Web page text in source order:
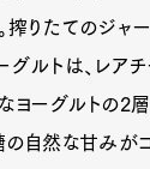
搾りたてのジ
ルトは、レア
ヨーグルトの2
の自然な甘みが